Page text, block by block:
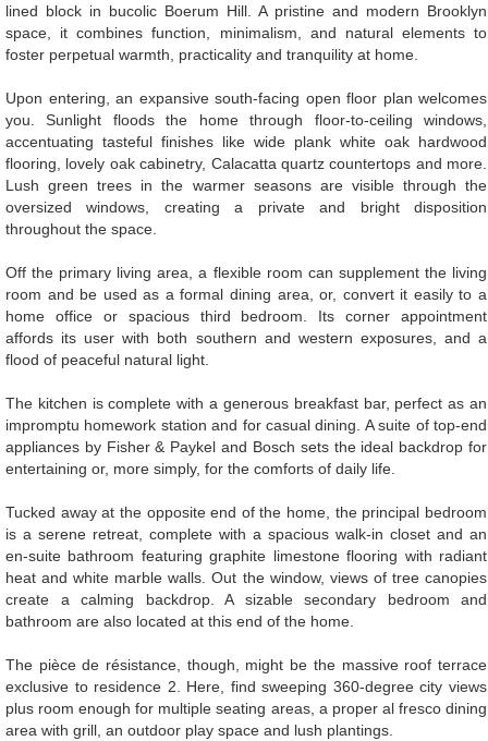
lined block in bucolic Boerum Hill. A pristine and modern Brooklyn
space, it combines function, minimalism, and natural elements to
foster perpetual warmth, practicality and tranquility at home.
Upon entering, an expansive south-facing open floor plan welcomes
you. Sunlight floods the home through floor-to-ceiling windows,
accentuating tasteful finishes like wide plank white oak hardwood
flooring, lovely oak cabinetry, Calacatta quartz countertops and more.
Lush green trees in the warmer seasons are visible through the
oversized windows, creating a private and bright disposition
throughout the space.
Off the primary living area, a flexible room can supplement the living
room and be used as a formal dining area, or, convert it easily to a
home office or spacious third bedroom. Its corner appointment
affords its user with both southern and western exposures, and a
flood of peaceful natural light.
The kitchen is complete with a generous breakfast bar, perfect as an
impromptu homework station and for casual dining. A suite of top-end
appliances by Fisher & Paykel and Bosch sets the ideal backdrop for
entertaining or, more simply, for the comforts of daily life.
Tucked away at the opposite end of the home, the principal bedroom
is a serene retreat, complete with a spacious walk-in closet and an
en-suite bathroom featuring graphite limestone flooring with radiant
heat and white marble walls. Out the window, views of tree canopies
create a calming backdrop. A sizable secondary bedroom and
bathroom are also located at this end of the home.
The pièce de résistance, though, might be the massive roof terrace
exclusive to residence 2. Here, find sweeping 360-degree city views
plus room enough for multiple seating areas, a proper al fresco dining
area with grill, an outdoor play space and lush plantings.